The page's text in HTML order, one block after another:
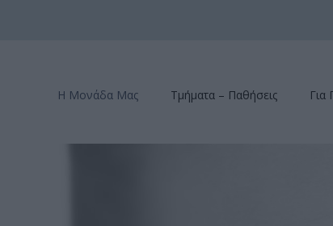
Η Μονάδα Μας Τμήματα – Παθήσεις Για